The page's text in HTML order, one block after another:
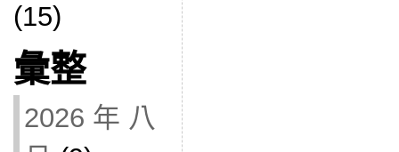
(15)
彙整
2026 年 八